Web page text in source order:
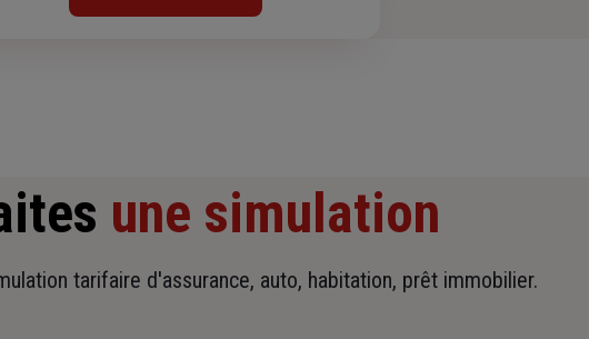
une simulation
tarifaire d'assurance, auto, habitation, prêt immobilier.